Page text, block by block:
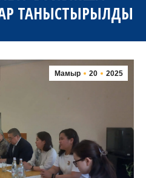
ТАНЫСТЫРЫЛДЫ
Мамыр 20 2025